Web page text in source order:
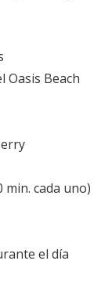
Oasis Beach
min. cada uno)
el día